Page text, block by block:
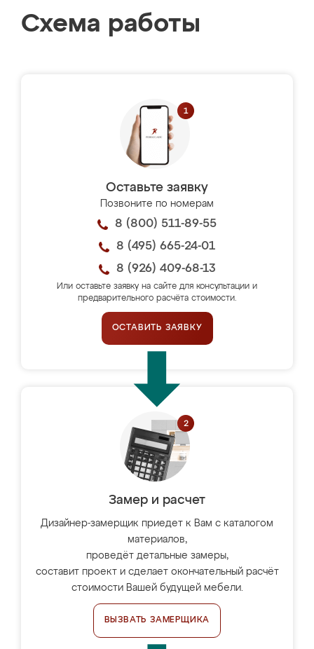
Схема работы
Оставьте заявку
Позвоните по номерам
8 (800) 511-89-55
8 (495) 665-24-01
8 (926) 409-68-13
Или оставьте заявку на сайте для консультации и
предварительного расчёта стоимости.
ОСТАВИТЬ ЗАЯВКУ
Замер и расчет
Дизайнер-замерщик приедет к Вам с каталогом
материалов,
проведёт детальные замеры,
составит проект и сделает окончательный расчёт
стоимости Вашей будущей мебели.
ВЫЗВАТЬ ЗАМЕРЩИКА